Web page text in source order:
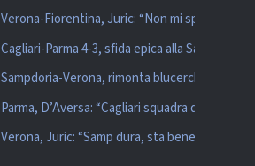
Verona-Fiorentina, Juric: “Non mi spiego la
Cagliari-Parma 4-3, sfida epica alla Sardegna
Sampdoria-Verona, rimonta blucerchiata:
Parma, D’Aversa: “Cagliari squadra di una
Verona, Juric: “Samp dura, sta bene. Nostro